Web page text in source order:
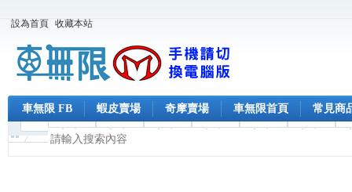
設為首頁 收藏本站
車無限 FB 蝦皮賣場 奇摩賣場 車無限首頁 常見商